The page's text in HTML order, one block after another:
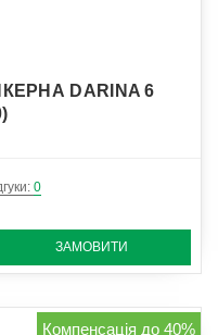
DARINA 6
0
ЗАМОВИТИ
Компенсація до 40%